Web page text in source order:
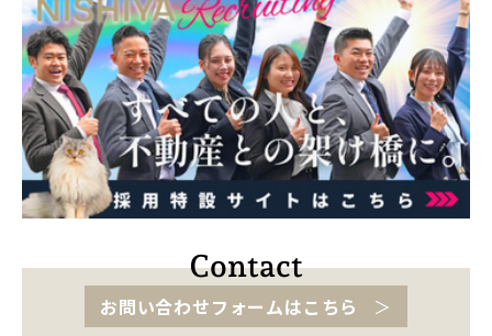
お問い合わせフォームはこちら